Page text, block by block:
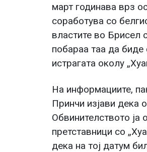
март годинава врз
соработува со
властите во Брисел
побараа таа да
истрагата околу
На информациите,
Принчи изјави дека
Обвинителството ја
претставници со
дека на тој датум